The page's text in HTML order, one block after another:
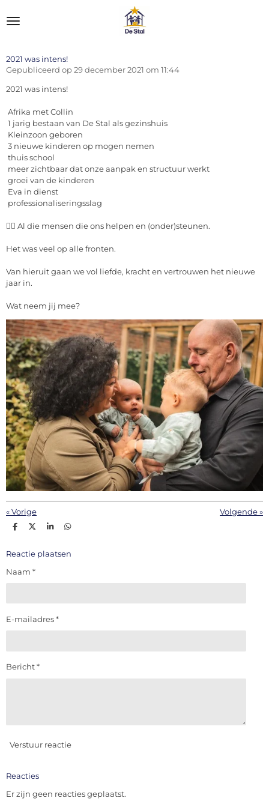
direct
hoofdinhoud
2021 was intens!
Gepubliceerd op 29 december 2021 om 11:44
2021 was intens!
Afrika met Collin
1 jarig bestaan van De Stal als gezinshuis
Kleinzoon geboren
3 nieuwe kinderen op mogen nemen
thuis school
meer zichtbaar dat onze aanpak en structuur werkt
groei van de kinderen
Eva in dienst
professionaliseringsslag
❤️‍🔥 Al die mensen die ons helpen en (onder)steunen.
Het was veel op alle fronten.
Van hieruit gaan we vol liefde, kracht en vertrouwen het nieuwe
jaar in.
Wat neem jij mee?
«Vorige Volgende»
D
e
D
l
S
r
D
e
Reactie plaatsen
Naam *
E-mailadres *
Bericht *
Verstuur reactie
Reacties
Er zijn geen reacties geplaatst.